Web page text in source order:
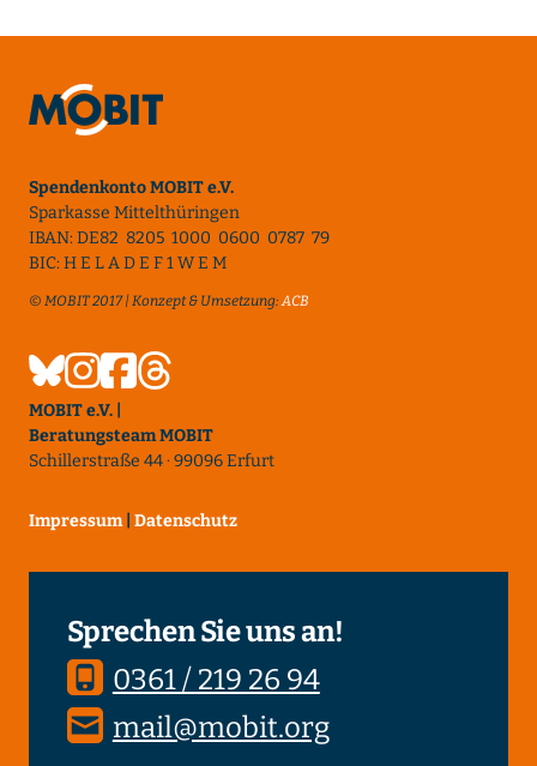
Spendenkonto MOBIT e.V.
Sparkasse Mittelthüringen
IBAN: DE82 8205 1000 0600 0787 79
BIC: H E L A D E F 1 W E M
© MOBIT 2017 | Konzept & Umsetzung:ACB
MOBIT e.V. |
Beratungsteam MOBIT
Schillerstraße 44 · 99096 Erfurt
Impressum Datenschutz
Sprechen Sie uns an!
0361 / 219 26 94
mail@mobit.org